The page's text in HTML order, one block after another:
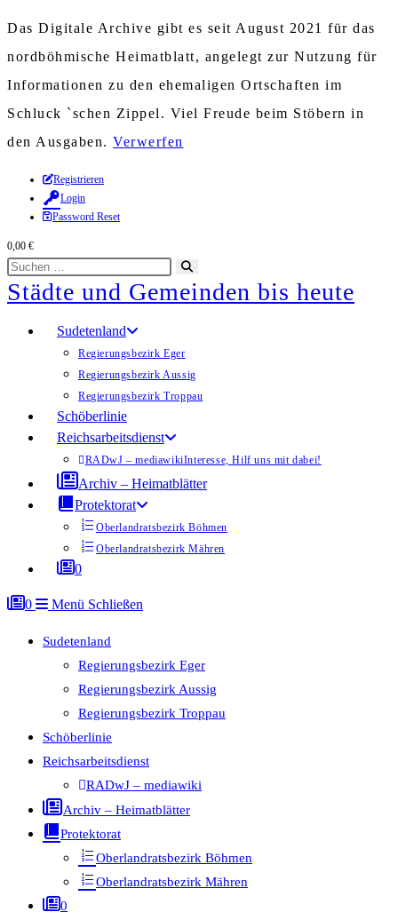
Das Digitale Archive gibt es seit August 2021 für das
nordböhmische Heimatblatt, angelegt zur Nutzung für
Informationen zu den ehemaligen Ortschaften im
Schluck `schen Zippel. Viel Freude beim Stöbern in
den Ausgaben. Verwerfen
Zum
Inhalt
springen
Registrieren
Login
Password Reset
0,00 €
Diese
Website
durchsuchen
starten
Städte und Gemeinden bis heute
Sudetenland
Regierungsbezirk Eger
Regierungsbezirk Aussig
Regierungsbezirk Troppau
Schöberlinie
Reichsarbeitsdienst
RADwJ – mediawikiInteresse, Hilf uns mit dabei!
Archiv – Heimatblätter
Protektorat
Oberlandratsbezirk Böhmen
Oberlandratsbezirk Mähren
0
0 Menü Schließen
Sudetenland
Regierungsbezirk Eger
Regierungsbezirk Aussig
Regierungsbezirk Troppau
Schöberlinie
Reichsarbeitsdienst
RADwJ – mediawiki
Archiv – Heimatblätter
Protektorat
Oberlandratsbezirk Böhmen
Oberlandratsbezirk Mähren
0